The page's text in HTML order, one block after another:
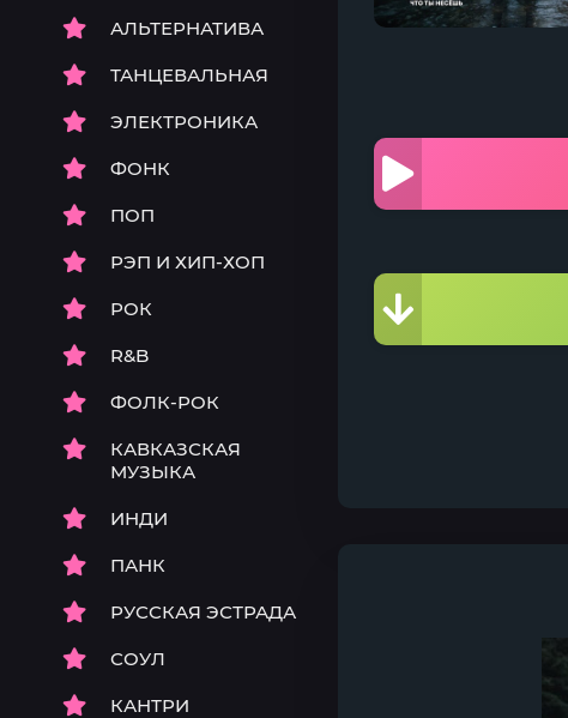
АЛЬТЕРНАТИВА
ТАНЦЕВАЛЬНАЯ
ЭЛЕКТРОНИКА
ФОНК
ПОП
РЭП И ХИП-ХОП
РОК
R&B
ФОЛК-РОК
КАВКАЗСКАЯ
МУЗЫКА
ИНДИ
ПАНК
РУССКАЯ ЭСТРАДА
СОУЛ
КАНТРИ